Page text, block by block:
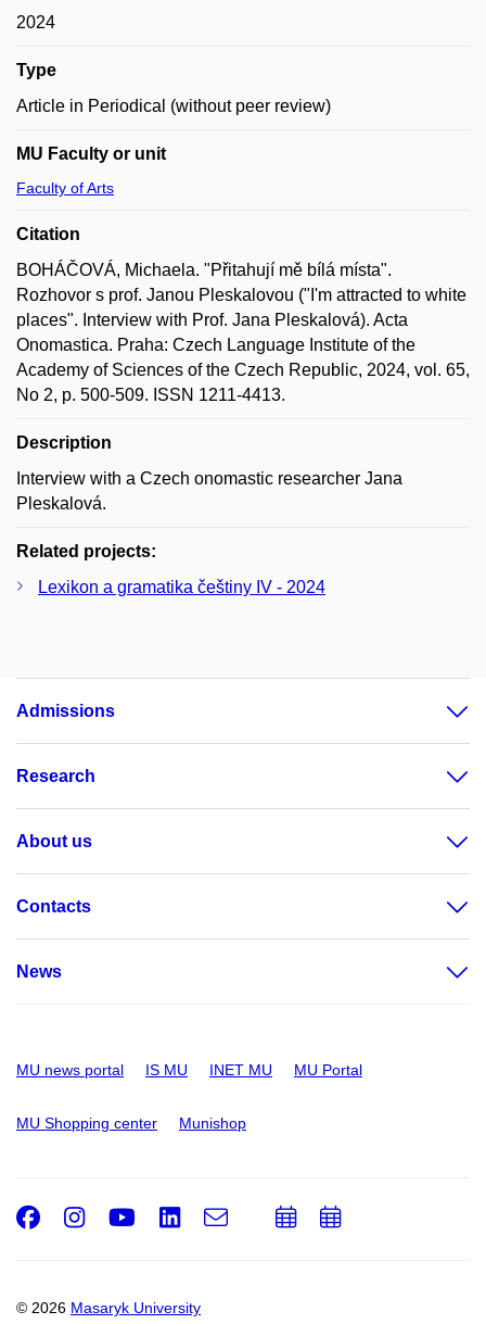
2024
Type
Article in Periodical (without peer review)
MU Faculty or unit
Faculty of Arts
Citation
BOHÁČOVÁ, Michaela. "Přitahují mě bílá místa".
Rozhovor s prof. Janou Pleskalovou ("I'm attracted to white
places". Interview with Prof. Jana Pleskalová). Acta
Onomastica. Praha: Czech Language Institute of the
Academy of Sciences of the Czech Republic, 2024, vol. 65,
No 2, p. 500-509. ISSN 1211-4413.
Description
Interview with a Czech onomastic researcher Jana
Pleskalová.
Related projects:
Lexikon a gramatika češtiny IV - 2024
Admissions
Research
About us
Contacts
News
MU news portal IS MU INET MU MU Portal
MU Shopping center Munishop
© 2026 Masaryk University
Facebook
Instagram
Youtube
LinkedIn
e-
AddAdd